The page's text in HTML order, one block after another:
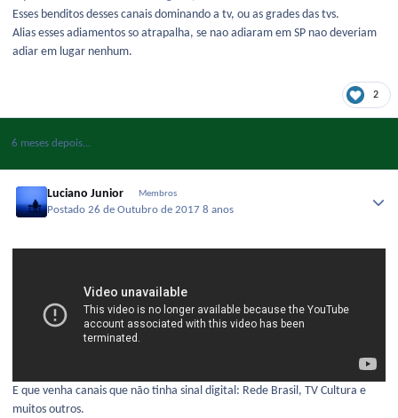
Esses benditos desses canais dominando a tv, ou as grades das tvs.
Alias esses adiamentos so atrapalha, se nao adiaram em SP nao deveriam
adiar em lugar nenhum.
2
6 meses depois...
Luciano Junior Membros
Postado26 de Outubro de 20178 anos
E que venha canais que não tinha sinal digital: Rede Brasil, TV Cultura e
muitos outros.